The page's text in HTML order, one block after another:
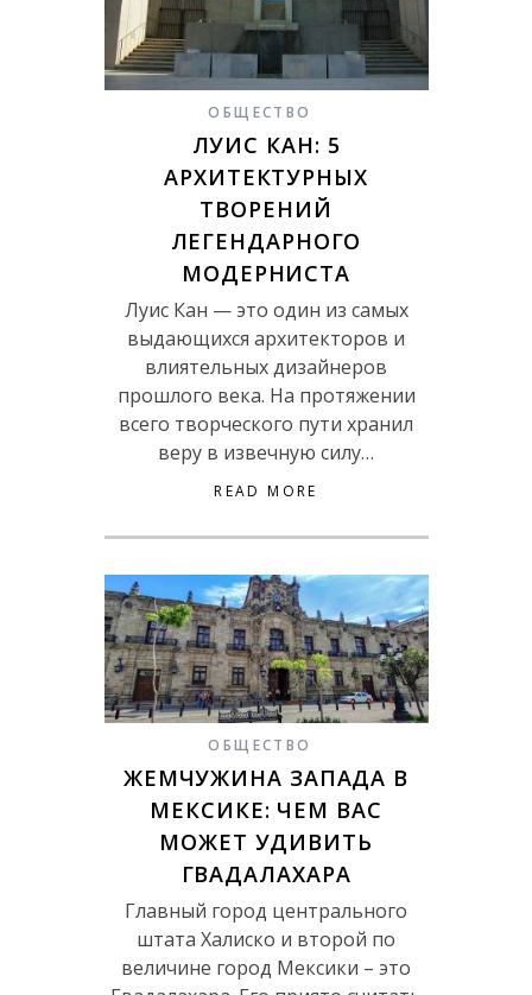
ОБЩЕСТВО
ЛУИС КАН: 5
АРХИТЕКТУРНЫХ
ТВОРЕНИЙ
ЛЕГЕНДАРНОГО
МОДЕРНИСТА
Луис Кан — это один из самых
выдающихся архитекторов и
влиятельных дизайнеров
прошлого века. На протяжении
всего творческого пути хранил
веру в извечную силу…
READ MORE
ОБЩЕСТВО
ЖЕМЧУЖИНА ЗАПАДА В
МЕКСИКЕ: ЧЕМ ВАС
МОЖЕТ УДИВИТЬ
ГВАДАЛАХАРА
Главный город центрального
штата Халиско и второй по
величине город Мексики – это